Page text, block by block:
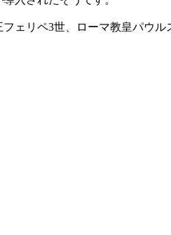
ェリペ3世、ローマ教皇パウル